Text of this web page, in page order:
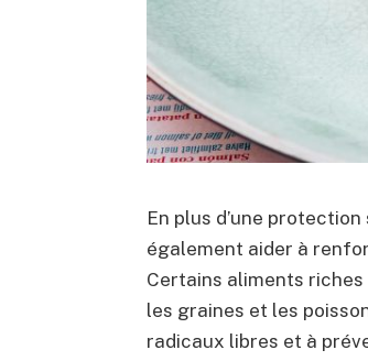
En plus d’une
également aider à
Certains aliments
les graines et les
radicaux libres et à